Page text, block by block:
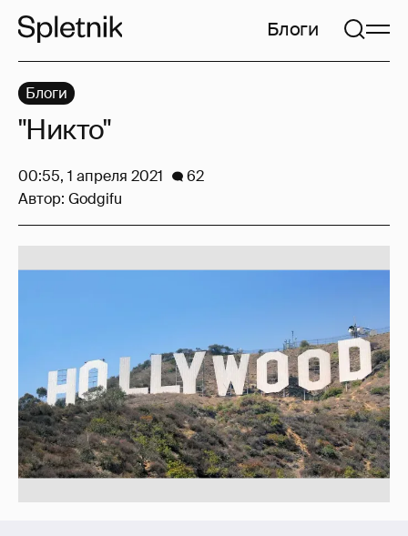
Блоги
Блоги
"Никто"
00:55, 1 апреля 2021
62
Автор: Godgifu